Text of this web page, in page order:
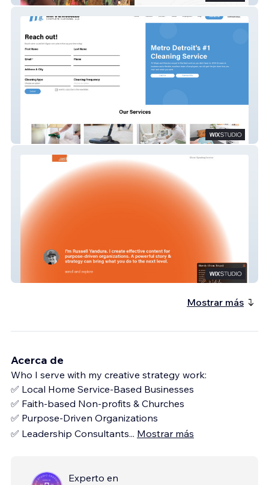
Mops and Muscles
Russell Yandura
Mostrar más
Acerca de
Who I serve with my creative strategy work:
✅ Local Home Service-Based Businesses
✅ Faith-based Non-profits & Churches
✅ Purpose-Driven Organizations
✅ Leadership Consultants... Mostrar más
Experto en